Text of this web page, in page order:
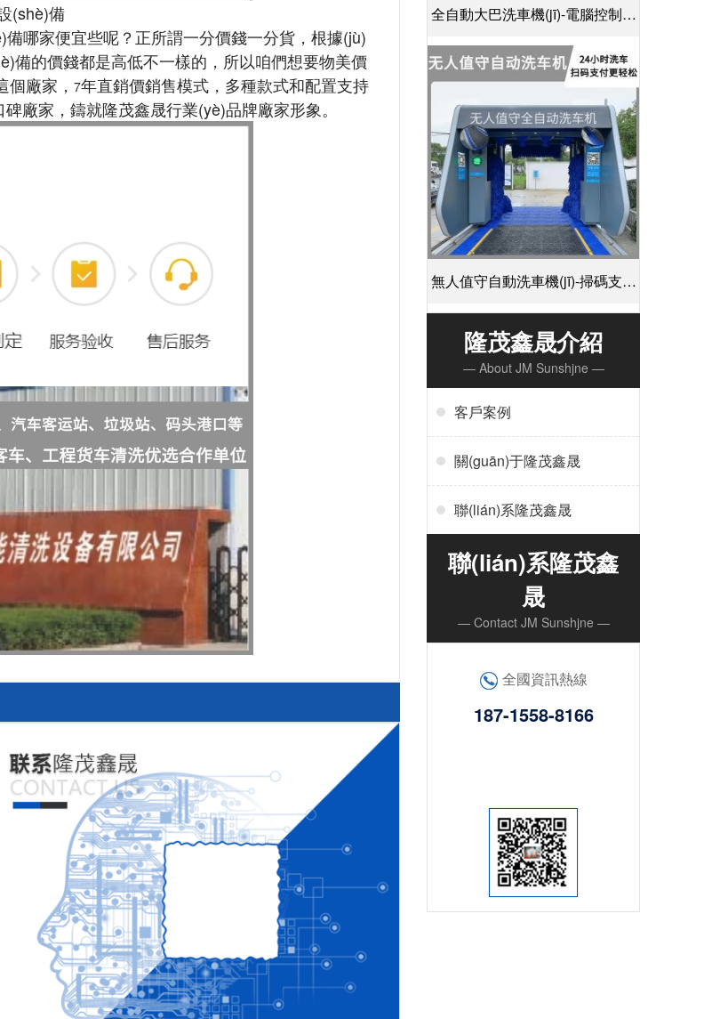
(shè)備
備哪家便宜些呢？正所謂一分價錢一分貨，根據(jù)
備的價錢都是高低不一樣的，所以咱們想要物美價
個廠家， 7年直銷價銷售模式，多種款式和配置支持
廠家，鑄就隆茂鑫晟行業(yè)品牌廠家形象。
全自動大巴洗車機(jī)-電腦控制一
鍵啟動清洗[隆茂鑫晟]
無人值守自動洗車機(jī)-掃碼支付
24小時不停機(jī)洗車[隆茂鑫晟]
隆茂鑫晟介紹
— About JM Sunshjne —
客戶案例
關(guān)于隆茂鑫晟
聯(lián)系隆茂鑫晟
聯(lián)系隆茂鑫
晟
— Contact JM Sunshjne —
全國資訊熱線
187-1558-8166